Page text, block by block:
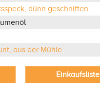
dünn geschnitten
aus der Mühle
Einkaufsliste